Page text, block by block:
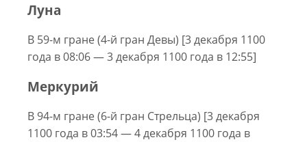
Луна
В 59-м гране (4-й гран Девы) [3 декабря 1100
года в 08:06 — 3 декабря 1100 года в 12:55]
Меркурий
В 94-м гране (6-й гран Стрельца) [3 декабря
1100 года в 03:54 — 4 декабря 1100 года в